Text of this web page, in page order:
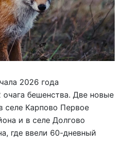
2026 года
бешенства. Две новые
селе Карпово Первое
и в селе Долгово
где ввели 60-дневный